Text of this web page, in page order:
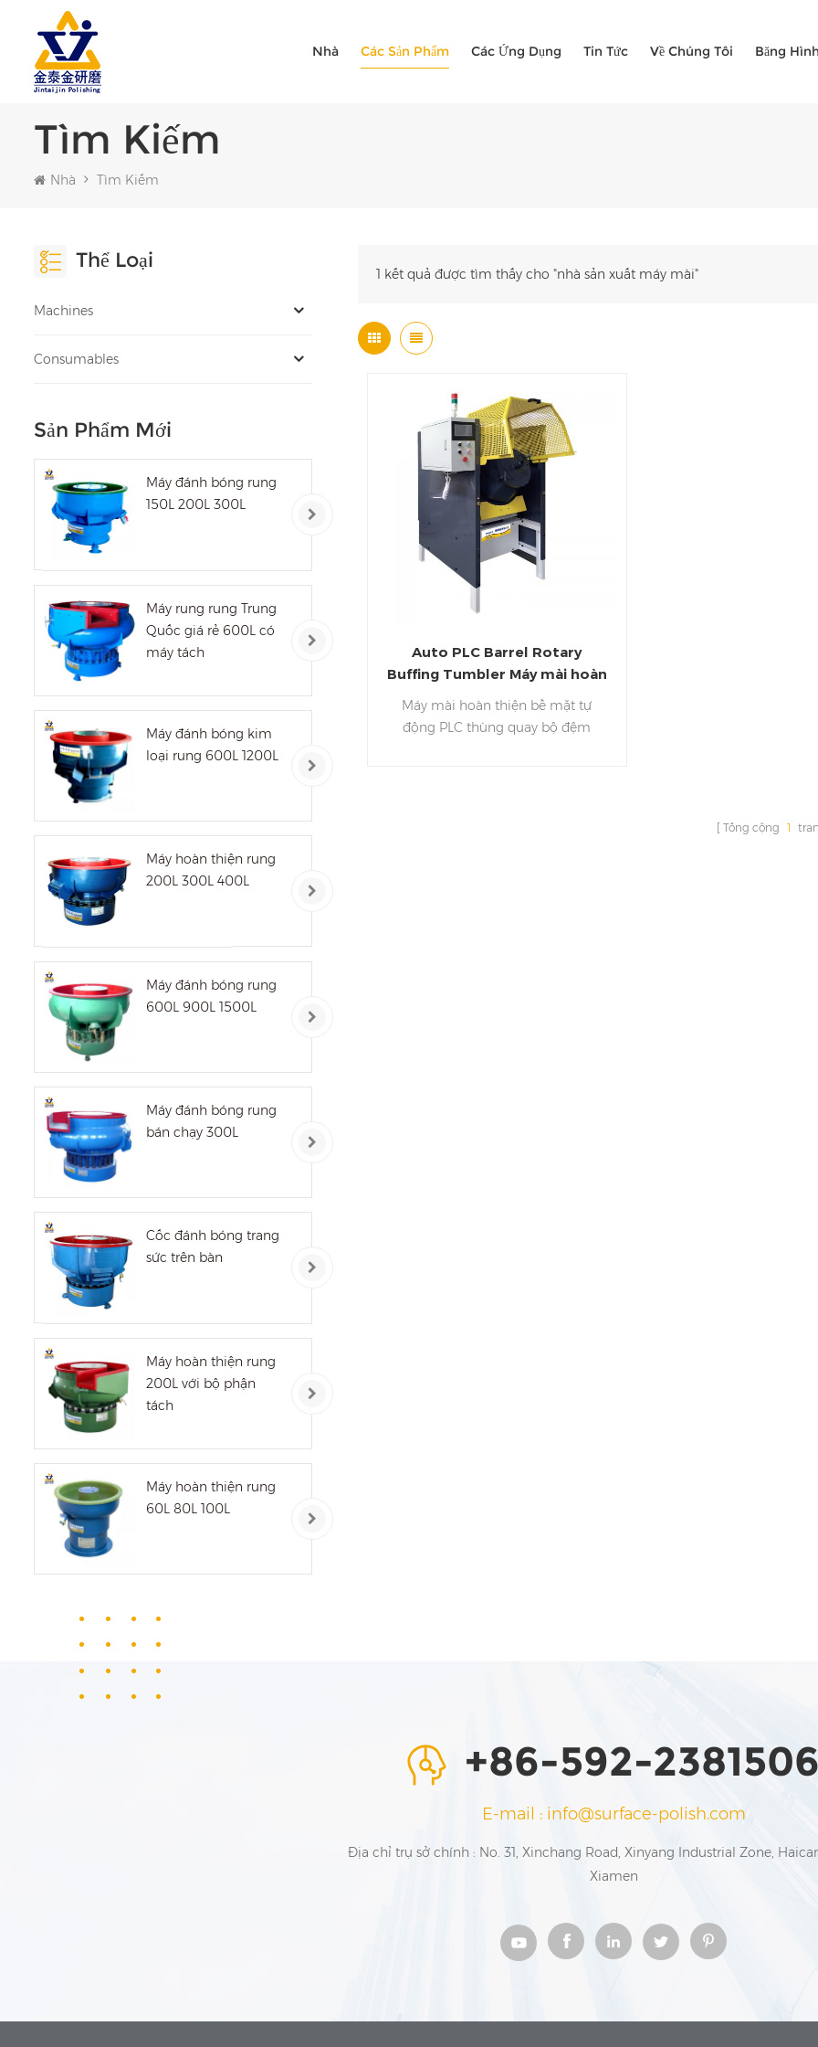
Nhà Các Sản Phẩm Các Ứng Dụng Tin Tức Về Chúng Tôi Băng
Tìm Kiếm
Nhà Tìm Kiếm
Thể Loại
Machines
Consumables
Sản Phẩm Mới
Máy đánh bóng rung
150L 200L 300L
Máy rung rung Trung
Quốc giá rẻ 600L có
máy tách
Máy đánh bóng kim
loại rung 600L 1200L
Máy hoàn thiện rung
200L 300L 400L
Máy đánh bóng rung
600L 900L 1500L
Máy đánh bóng rung
bán chạy 300L
Cốc đánh bóng trang
sức trên bàn
Máy hoàn thiện rung
200L với bộ phận
tách
Máy hoàn thiện rung
60L 80L 100L
1 kết quả được tìm thấy cho "nhà sản xuất máy mài"
Auto PLC Barrel Rotary
Buffing Tumbler Máy mài hoàn
thiện bề mặt
Máy mài hoàn thiện bề mặt tự
động PLC thùng quay bộ đệm
Tổng cộng 1
+86-592-
E-mail : info@surface-polish.com
Địa chỉ trụ sở chính : No. 31, Xinchang Road, Xinyang Industrial Zone,
Xiamen